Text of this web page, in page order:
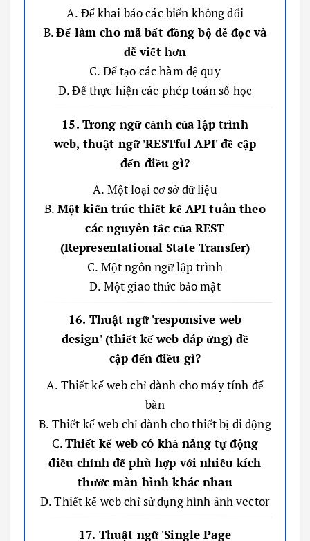
A. Để khai báo các biến không đổi
B.Để làm cho mã bất đồng bộ dễ đọc và
dễ viết hơn
C. Để tạo các hàm đệ quy
D. Để thực hiện các phép toán số học
15. Trong ngữ cảnh của lập trình
web, thuật ngữ 'RESTful API' đề cập
đến điều gì?
A. Một loại cơ sở dữ liệu
B. Một kiến trúc thiết kế API tuân theo
các nguyên tắc của REST
(Representational State Transfer)
C. Một ngôn ngữ lập trình
D. Một giao thức bảo mật
16. Thuật ngữ 'responsive web
design' (thiết kế web đáp ứng) đề
cập đến điều gì?
A. Thiết kế web chỉ dành cho máy tính để
bàn
B. Thiết kế web chỉ dành cho thiết bị di động
C.Thiết kế web có khả năng tự động
điều chỉnh để phù hợp với nhiều kích
thước màn hình khác nhau
D. Thiết kế web chỉ sử dụng hình ảnh vector
17. Thuật ngữ 'Single Page